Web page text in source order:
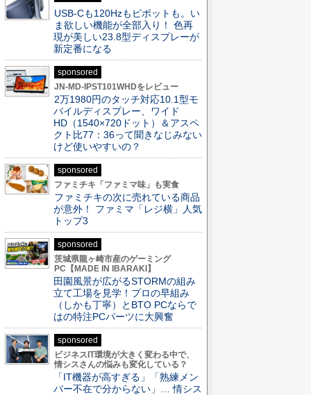
USB-Cも120Hzもピボットも。い
ま欲しい機能が全部入り！ 色再
現が美しい23.8型ディスプレーが
新定番になる
sponsored
JN-MD-IPST101WHDをレビュー
2万1980円のタッチ対応10.1型モ
バイルディスプレー、ワイド
HD（1540×720ドット）＆アスペ
クト比77：36って聞きなじみない
けど使いやすいの？
sponsored
ファミチキ「ファミマ味」も実食
ファミチキの次に売れている商品
が意外！ ファミマ「レジ横」人気
トップ3
sponsored
茨城県龍ヶ崎市産のゲーミング
PC【MADE IN IBARAKI】
田園風景が広がるSTORMの組み
立て工場を見学！プロの早組み
（しかも丁寧）とBTO PCならで
はの特注PCパーツに大興奮
sponsored
ビジネスIT環境が大きく変わる中で、
情シスさんの悩みも変化している？
「IT機器が高すぎる」「熟練メン
バー不在で分からない」… 情シス